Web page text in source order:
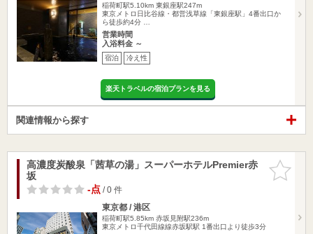
稲荷町駅5.10km 東銀座駅247m
東京メトロ日比谷線・都営浅草線「東銀座駅」4番出口か
ら徒歩約4分 …
営業時間
入浴料金 ～
宿泊 冷え性
楽天トラベルの宿泊プランを見る
関連情報から探す
お気に入
りに追加
高濃度炭酸泉「茜草の湯」スーパーホテルPremier赤
坂
-点/ 0 件
東京都 / 港区
稲荷町駅5.85km 赤坂見附駅236m
東京メトロ千代田線線赤坂駅駅 1番出口より徒歩3分